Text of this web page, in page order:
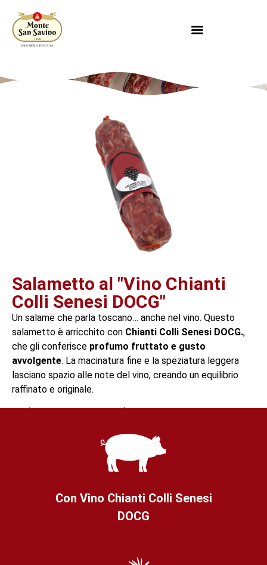
Salametto al "Vino Chianti
Colli Senesi DOCG"
Un salame che parla toscano… anche nel vino. Questo
salametto è arricchito con Chianti Colli Senesi DOCG.,
che gli conferisce profumo fruttato e gusto
avvolgente. La macinatura fine e la speziatura leggera
lasciano spazio alle note del vino, creando un equilibrio
raffinato e originale.
Con Vino Chianti Colli Senesi
DOCG